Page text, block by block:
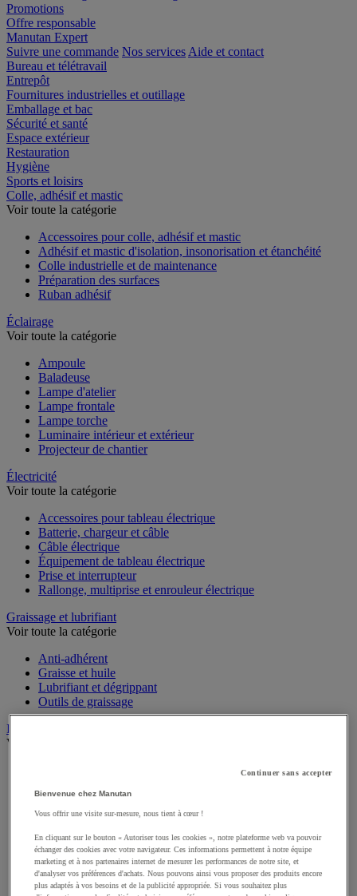
Promotions
Offre responsable
Manutan Expert
Suivre une commande Nos services Aide et contact
Bureau et télétravail
Entrepôt
Fournitures industrielles et outillage
Emballage et bac
Sécurité et santé
Espace extérieur
Restauration
Hygiène
Sports et loisirs
Colle, adhésif et mastic
Voir toute la catégorie
Accessoires pour colle, adhésif et mastic
Adhésif et mastic d'isolation, insonorisation et étanchéité
Colle industrielle et de maintenance
Préparation des surfaces
Ruban adhésif
Éclairage
Voir toute la catégorie
Ampoule
Baladeuse
Lampe d'atelier
Lampe frontale
Lampe torche
Luminaire intérieur et extérieur
Projecteur de chantier
Électricité
Voir toute la catégorie
Accessoires pour tableau électrique
Batterie, chargeur et câble
Câble électrique
Équipement de tableau électrique
Prise et interrupteur
Rallonge, multiprise et enrouleur électrique
Graissage et lubrifiant
Voir toute la catégorie
Anti-adhérent
Graisse et huile
Lubrifiant et dégrippant
Outils de graissage
Instrument de mesure
Voir toute la catégorie
Dynamomètre
Équipement optique
Mesure de distance
Mesure de la vitesse
Mesure de l'environnement
Mesure d'électricité
Continuer sans accepter
Bienvenue chez Manutan
Vous offrir une visite sur-mesure, nous tient à cœur !
En cliquant sur le bouton « Autoriser tous les cookies », notre plateforme web va pouvoir
échanger des cookies avec votre navigateur. Ces informations permettent à notre équipe
marketing et à nos partenaires internet de mesurer les performances de notre site, et
d'analyser vos préférences d'achats. Nous pouvons ainsi vous proposer des produits encore
plus adaptés à vos besoins et de la publicité appropriée. Si vous souhaitez plus